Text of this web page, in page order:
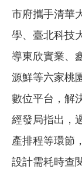
市府攜手清華
學、臺北科技
導東欣實業、
源鮮等六家桃
數位平台，解
經發局指出，
產排程等環節
設計需耗時查